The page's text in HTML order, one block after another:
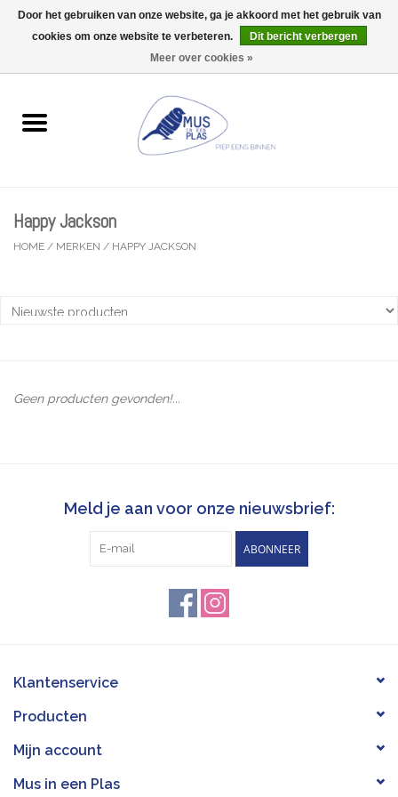
0 Artikelen - €0,00
Wenskaarten
Lifestyle
Happy Jackson
HOME / MERKEN / HAPPY JACKSON
Geen producten gevonden!...
Meld je aan voor onze nieuwsbrief:
ABONNEER
Klantenservice
Producten
Mijn account
Mus in een Plas
Door het gebruiken van onze website, ga je akkoord met het gebruik van
cookies om onze website te verbeteren.
Dit bericht verbergen
Meer over cookies »
Wij zijn uitzonderlijk gesloten op Do 13/08